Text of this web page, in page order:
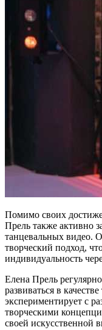
Помимо своих
Прель также активно
танцевальных видео.
творческий подход,
индивидуальность
Елена Прель
развиваться в
экспериментирует с
творческими
своей искусственной